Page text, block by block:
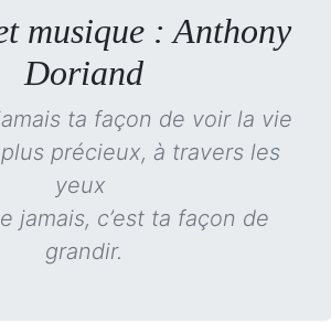
musique : Anthony
Doriand
ta façon de voir la vie
précieux, à travers les
yeux
jamais, c’est ta façon de
grandir.